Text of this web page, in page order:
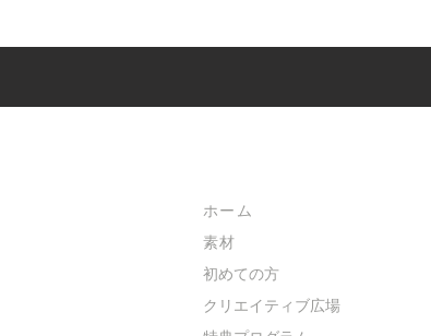
ホーム
素材
初めての方
​クリエイティブ広場